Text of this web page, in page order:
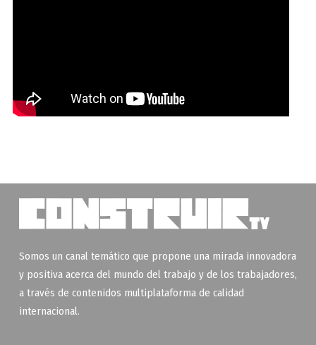
Somos un canal temático que propone una mirada innovadora
y positiva acerca del mundo del trabajo y de los trabajadores,
a través de contenidos multiplataforma de calidad
internacional.